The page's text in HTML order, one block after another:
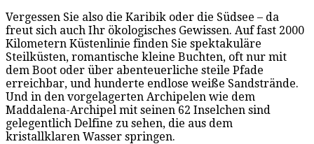
Vergessen Sie also die Karibik oder die Südsee – da
freut sich auch Ihr ökologisches Gewissen. Auf fast 2000
Kilometern Küstenlinie finden Sie spektakuläre
Steilküsten, romantische kleine Buchten, oft nur mit
dem Boot oder über abenteuerliche steile Pfade
erreichbar, und hunderte endlose weiße Sandstrände.
Und in den vorgelagerten Archipelen wie dem
Maddalena-Archipel mit seinen 62 Inselchen sind
gelegentlich Delfine zu sehen, die aus dem
kristallklaren Wasser springen.